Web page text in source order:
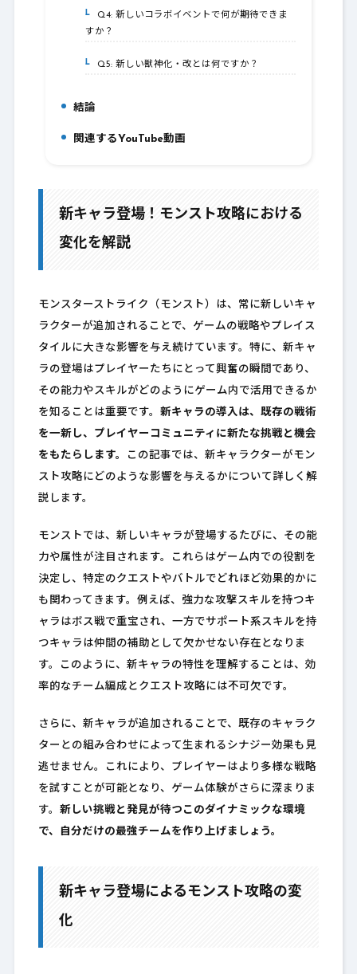
4-4.Q4: 新しいコラボイベントで何が期待できま
すか？
4-5.Q5: 新しい獣神化・改とは何ですか？
5.結論
6.関連するYouTube動画
新キャラ登場！モンスト攻略における
変化を解説
モンスターストライク（モンスト）は、常に新しいキャ
ラクターが追加されることで、ゲームの戦略やプレイス
タイルに大きな影響を与え続けています。特に、新キャ
ラの登場はプレイヤーたちにとって興奮の瞬間であり、
その能力やスキルがどのようにゲーム内で活用できるか
を知ることは重要です。 新キャラの導入は、既存の戦術
を一新し、プレイヤーコミュニティに新たな挑戦と機会
をもたらします。 この記事では、新キャラクターがモン
スト攻略にどのような影響を与えるかについて詳しく解
説します。
モンストでは、新しいキャラが登場するたびに、その能
力や属性が注目されます。これらはゲーム内での役割を
決定し、特定のクエストやバトルでどれほど効果的かに
も関わってきます。例えば、強力な攻撃スキルを持つキ
ャラはボス戦で重宝され、一方でサポート系スキルを持
つキャラは仲間の補助として欠かせない存在となりま
す。このように、新キャラの特性を理解することは、効
率的なチーム編成とクエスト攻略には不可欠です。
さらに、新キャラが追加されることで、既存のキャラク
ターとの組み合わせによって生まれるシナジー効果も見
逃せません。これにより、プレイヤーはより多様な戦略
を試すことが可能となり、ゲーム体験がさらに深まりま
す。 新しい挑戦と発見が待つこのダイナミックな環境
で、自分だけの最強チームを作り上げましょう。
新キャラ登場によるモンスト攻略の変
化